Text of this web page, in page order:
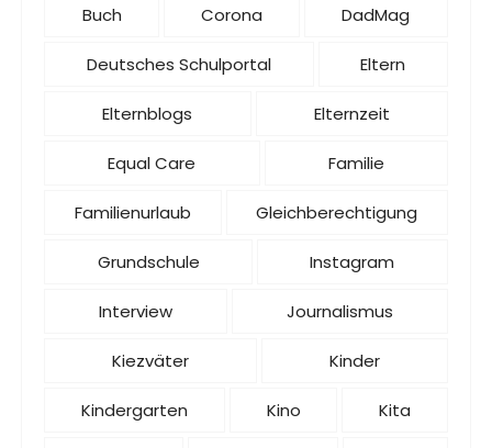
Buch Corona DadMag
Deutsches Schulportal Eltern
Elternblogs Elternzeit
Equal Care Familie
Familienurlaub Gleichberechtigung
Grundschule Instagram
Interview Journalismus
Kiezväter Kinder
Kindergarten Kino Kita